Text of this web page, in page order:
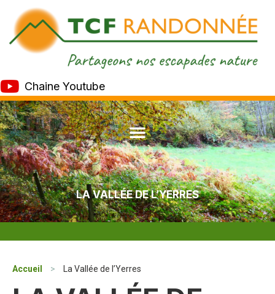
Chaine Youtube
LA VALLÉE DE L’YERRES
Accueil > La Vallée de l’Yerres